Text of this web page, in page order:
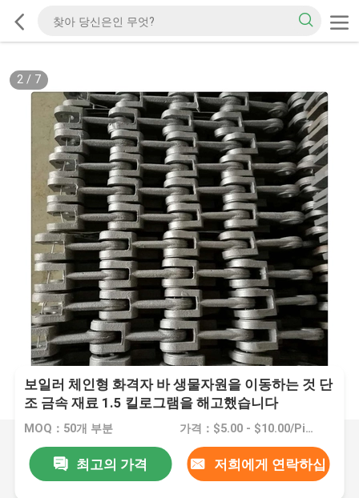
2/ 7
보일러 체인형 화격자 바 생물자원을 이동하는 것 단
조 금속 재료 1.5 킬로그램을 해고했습니다
MOQ：50개 부분 가격：$5.00 - $10.00/Pieces
최고의 가격 저희에게 연락하십